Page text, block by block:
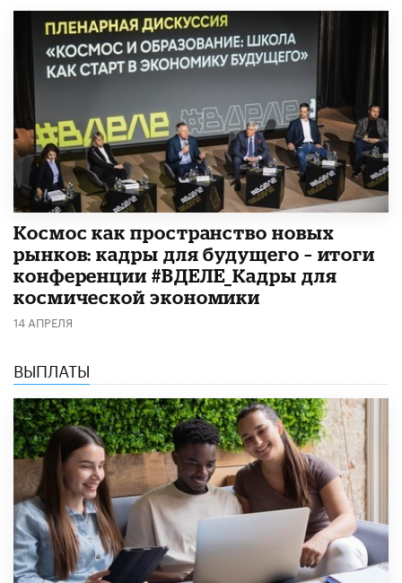
Космос как пространство новых
рынков: кадры для будущего – итоги
конференции #ВДЕЛЕ_Кадры для
космической экономики
14 АПРЕЛЯ
ВЫПЛАТЫ